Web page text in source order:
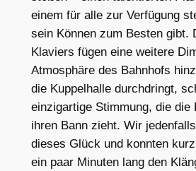
einem für alle zur Verfügung
sein Können zum Besten gibt.
Klaviers fügen eine weitere
Atmosphäre des Bahnhofs
die Kuppelhalle durchdringt,
einzigartige Stimmung, die die
ihren Bann zieht. Wir
dieses Glück und konnten
ein paar Minuten lang den